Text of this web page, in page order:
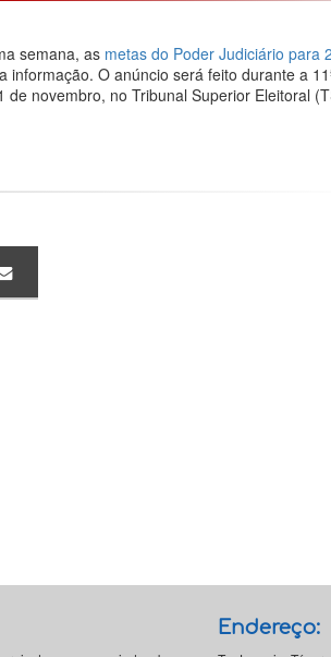
semana, as metas do Poder Judiciário para
O anúncio será feito durante a
novembro, no Tribunal Superior Eleitoral
Endereço: